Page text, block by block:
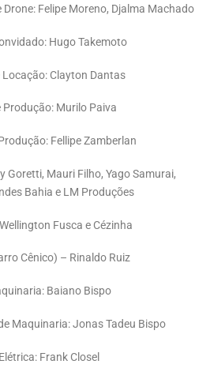
Felipe Moreno, Djalma Machado
Hugo Takemoto
Clayton Dantas
Produção: Murilo Paiva
Fellipe Zamberlan
Goretti, Mauri Filho, Yago Samurai,
Bahia e LM Produções
Fusca e Cézinha
Cênico) – Rinaldo Ruiz
Baiano Bispo
Maquinaria: Jonas Tadeu Bispo
Frank Closel